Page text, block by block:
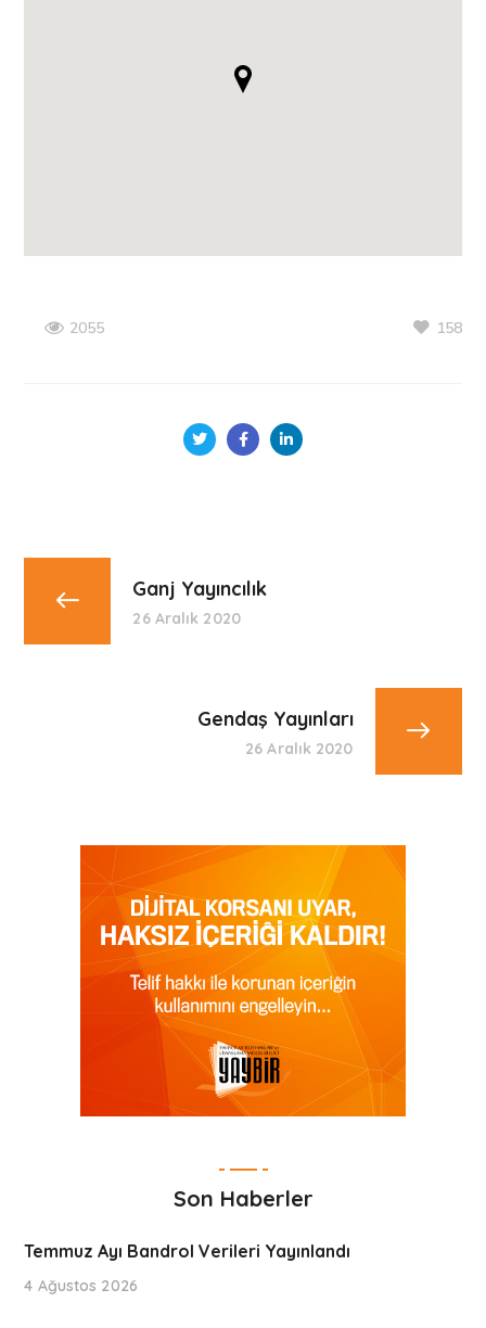
2055 158
Ganj Yayıncılık
26 Aralık 2020
Gendaş Yayınları
26 Aralık 2020
Son Haberler
Temmuz Ayı Bandrol Verileri Yayınlandı
4 Ağustos 2026